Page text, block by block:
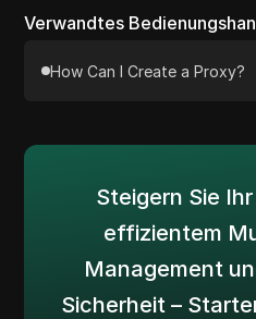
Verwandtes
How Can I Create a Proxy?
Steigern Sie
effizientem
Management
Sicherheit –